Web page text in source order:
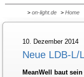
> on-light.de > Home
10. Dezember 2014
Neue LDB-L/
MeanWell baut